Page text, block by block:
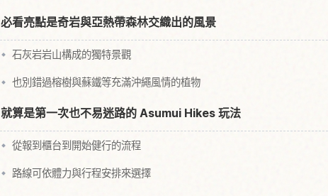
必看亮點是奇岩與亞熱帶森林交織出的風景
石灰岩岩山構成的獨特景觀
也別錯過榕樹與蘇鐵等充滿沖繩風情的植物
就算是第一次也不易迷路的 Asumui Hikes 玩法
從報到櫃台到開始健行的流程
路線可依體力與行程安排來選擇